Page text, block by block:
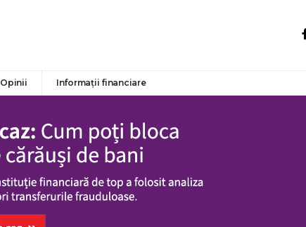
Opinii Informații financiare